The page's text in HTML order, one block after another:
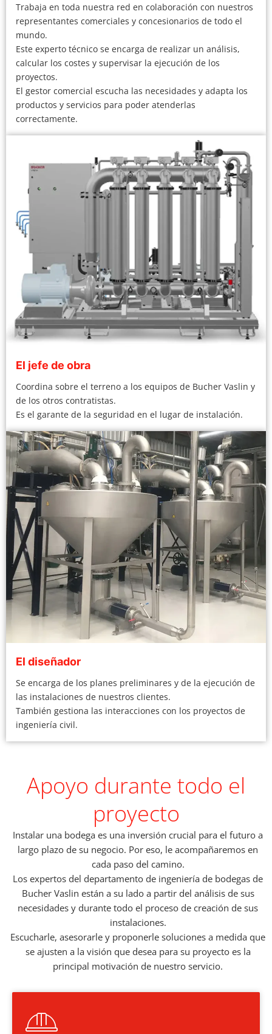
Trabaja en toda nuestra red en colaboración con nuestros
representantes comerciales y concesionarios de todo el
mundo.
Este experto técnico se encarga de realizar un análisis,
calcular los costes y supervisar la ejecución de los
proyectos.
El gestor comercial escucha las necesidades y adapta los
productos y servicios para poder atenderlas
correctamente.
El jefe de obra
Coordina sobre el terreno a los equipos de Bucher Vaslin y
de los otros contratistas.
Es el garante de la seguridad en el lugar de instalación.
El diseñador
Se encarga de los planes preliminares y de la ejecución de
las instalaciones de nuestros clientes.
También gestiona las interacciones con los proyectos de
ingeniería civil.
Apoyo durante todo el
proyecto
Instalar una bodega es una inversión crucial para el futuro a
largo plazo de su negocio. Por eso, le acompañaremos en
cada paso del camino.
Los expertos del departamento de ingeniería de bodegas de
Bucher Vaslin están a su lado a partir del análisis de sus
necesidades y durante todo el proceso de creación de sus
instalaciones.
Escucharle, asesorarle y proponerle soluciones a medida que
se ajusten a la visión que desea para su proyecto es la
principal motivación de nuestro servicio.